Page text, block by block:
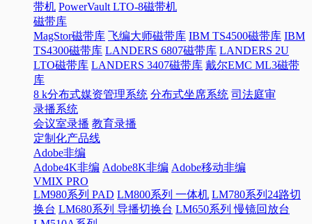
带机 PowerVault LTO-8磁带机
磁带库
MagStor磁带库 飞编大师磁带库 IBM TS4500磁带库 IBM
TS4300磁带库 LANDERS 6807磁带库 LANDERS 2U
LTO磁带库 LANDERS 3407磁带库 戴尔EMC ML3磁带
库
8 k分布式媒资管理系统 分布式坐席系统 司法庭审
录播系统
会议室录播 教育录播
定制化产品线
Adobe非编
Adobe4K非编 Adobe8K非编 Adobe移动非编
VMIX PRO
LM980系列 PAD LM800系列 一体机 LM780系列24路切
换台 LM680系列 导播切换台 LM650系列 慢镜回放台